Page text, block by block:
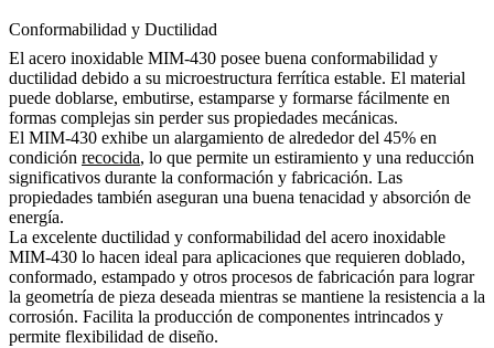
Conformabilidad y Ductilidad
El acero inoxidable MIM-430 posee buena conformabilidad y
ductilidad debido a su microestructura ferrítica estable. El material
puede doblarse, embutirse, estamparse y formarse fácilmente en
formas complejas sin perder sus propiedades mecánicas.
El MIM-430 exhibe un alargamiento de alrededor del 45% en
condición recocida, lo que permite un estiramiento y una reducción
significativos durante la conformación y fabricación. Las
propiedades también aseguran una buena tenacidad y absorción de
energía.
La excelente ductilidad y conformabilidad del acero inoxidable
MIM-430 lo hacen ideal para aplicaciones que requieren doblado,
conformado, estampado y otros procesos de fabricación para lograr
la geometría de pieza deseada mientras se mantiene la resistencia a la
corrosión. Facilita la producción de componentes intrincados y
permite flexibilidad de diseño.